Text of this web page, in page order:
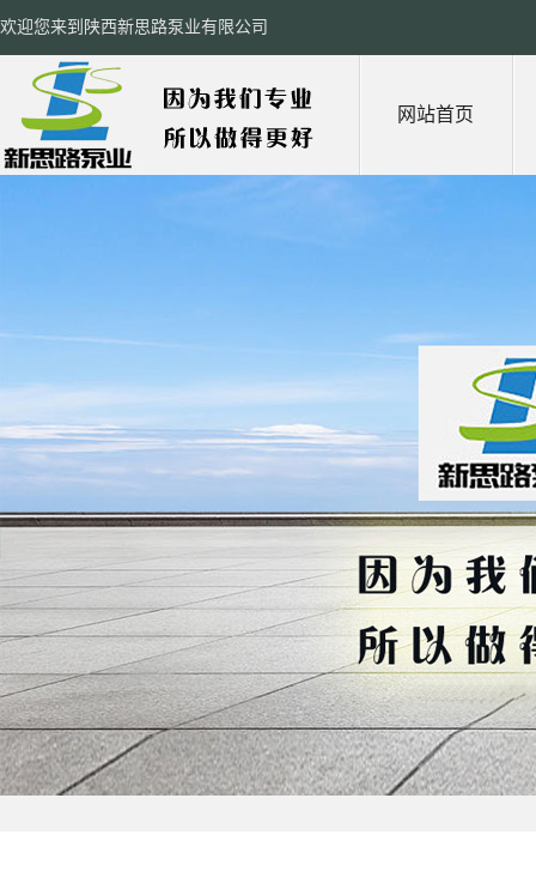
欢迎您来到陕西新思路泵业有限公司
网站首页